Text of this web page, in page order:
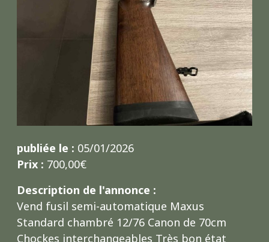
publiée le : 05/01/2026
Prix : 700,00€
Description de l'annonce :
Vend fusil semi-automatique Maxus
Standard chambré 12/76 Canon de 70cm
Chockes interchangeables Très bon état